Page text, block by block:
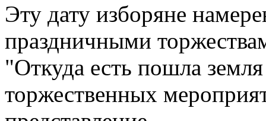
Эту дату изборяне
праздничными
"Откуда есть пошла
торжественных